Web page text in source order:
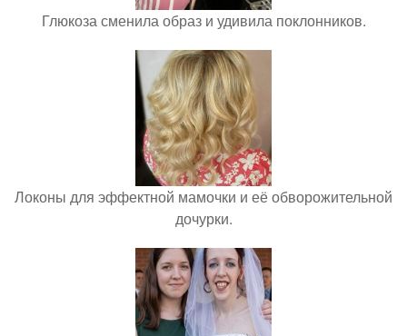
Глюкоза сменила образ и удивила поклонников.
Локоны для эффектной мамочки и её обворожительной
дочурки.